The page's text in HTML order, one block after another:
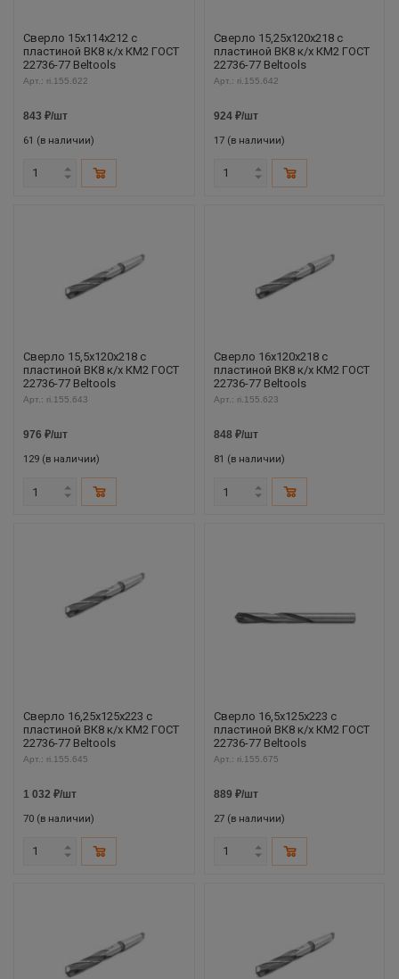
Сверло 15х114х212 с
пластиной ВК8 к/х КМ2 ГОСТ
22736-77 Beltools
Арт.: ri.155.622
843 ₽/шт
61 (в наличии)
Сверло 15,25х120х218 с
пластиной ВК8 к/х КМ2 ГОСТ
22736-77 Beltools
Арт.: ri.155.642
924₽/шт
17 (в наличии)
Сверло 15,5х120х218 с
пластиной ВК8 к/х КМ2 ГОСТ
22736-77 Beltools
Арт.: ri.155.643
976 ₽/шт
129 (в наличии)
Сверло 16х120х218 с
пластиной ВК8 к/х КМ2 ГОСТ
22736-77 Beltools
Арт.: ri.155.623
848 ₽/шт
81 (в наличии)
Сверло 16,25х125х223 с
пластиной ВК8 к/х КМ2 ГОСТ
22736-77 Beltools
Арт.: ri.155.645
1 032 ₽/шт
70 (в наличии)
Сверло 16,5х125х223 с
пластиной ВК8 к/х КМ2 ГОСТ
22736-77 Beltools
Арт.: ri.155.675
889 ₽/шт
27 (в наличии)